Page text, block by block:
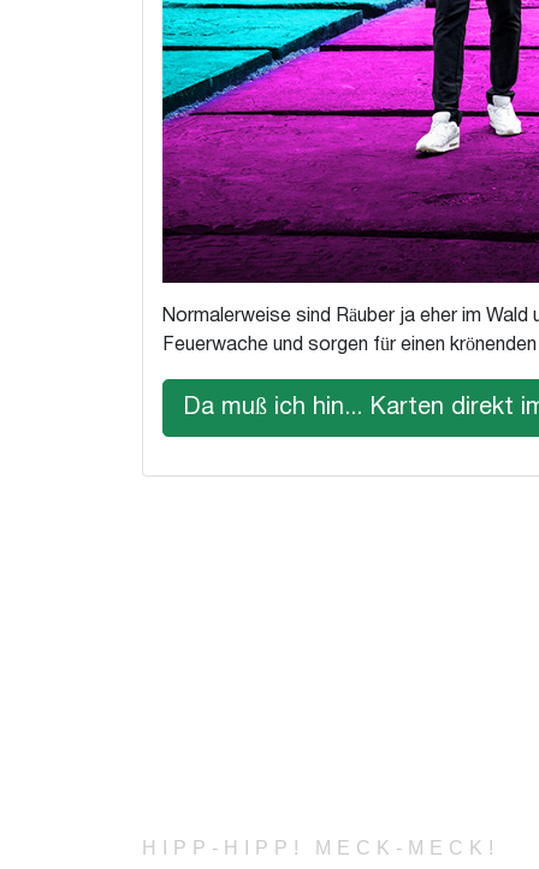
Normalerweise sind Räuber ja eher im
Feuerwache und sorgen für einen
Da muß ich hin... Karten direkt
HIPP-HIPP! MECK-MECK!